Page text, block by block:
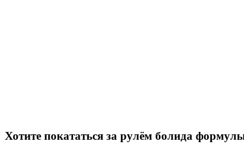
Хотите покататься за рулём болида